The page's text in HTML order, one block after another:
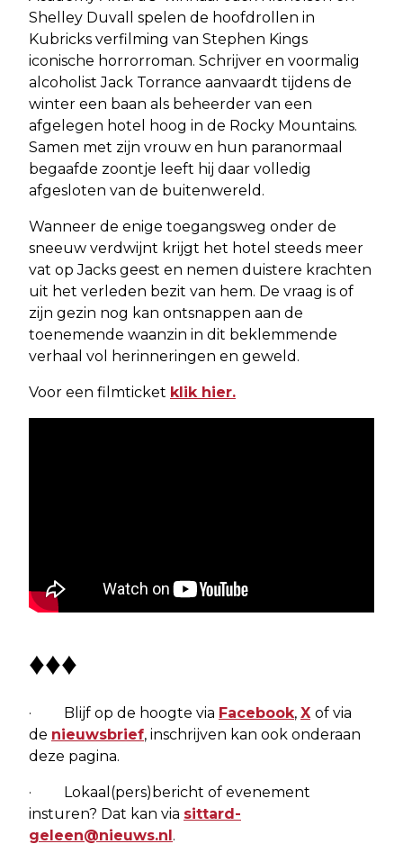
Shelley Duvall spelen de hoofdrollen in
Kubricks verfilming van Stephen Kings
iconische horrorroman. Schrijver en voormalig
alcoholist Jack Torrance aanvaardt tijdens de
winter een baan als beheerder van een
afgelegen hotel hoog in de Rocky Mountains.
Samen met zijn vrouw en hun paranormaal
begaafde zoontje leeft hij daar volledig
afgesloten van de buitenwereld.
Wanneer de enige toegangsweg onder de
sneeuw verdwijnt krijgt het hotel steeds meer
vat op Jacks geest en nemen duistere krachten
uit het verleden bezit van hem. De vraag is of
zijn gezin nog kan ontsnappen aan de
toenemende waanzin in dit beklemmende
verhaal vol herinneringen en geweld.
Voor een filmticket klik hier.
♦♦♦
· Blijf op de hoogte via Facebook, X of via
de nieuwsbrief, inschrijven kan ook onderaan
deze pagina.
· Lokaal(pers)bericht of evenement
insturen? Dat kan via sittard-
geleen@nieuws.nl .